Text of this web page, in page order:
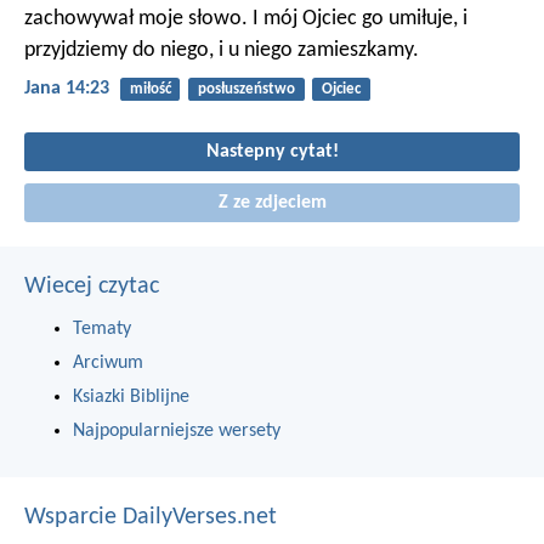
zachowywał moje słowo. I mój Ojciec go umiłuje, i
przyjdziemy do niego, i u niego zamieszkamy.
Jana 14:23 miłość posłuszeństwo Ojciec
Nastepny cytat!
Z ze zdjeciem
Wiecej czytac
Tematy
Arciwum
Ksiazki Biblijne
Najpopularniejsze wersety
Wsparcie DailyVerses.net